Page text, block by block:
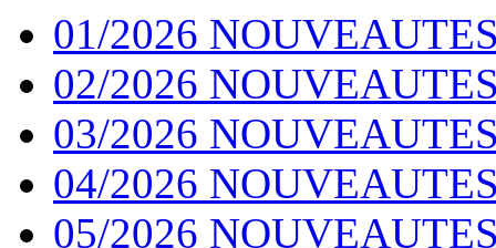
01/2026
02/2026
03/2026
04/2026
05/2026